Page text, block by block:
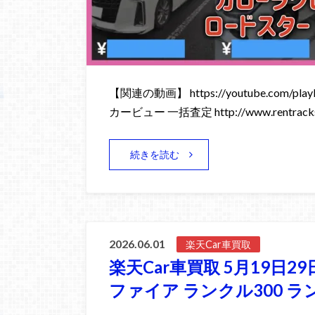
【関連の動画】 https://youtube.com/
カービュー 一括査定 http://
続きを読む
2026.06.01 楽天Car車買取
楽天Car車買取 5月19日
ファイア ランクル300 ラ